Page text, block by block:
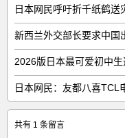
日本网民呼吁折千纸鹤送
日本网民：友都八喜TCL
共有 1 条留言